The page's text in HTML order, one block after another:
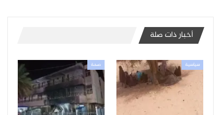
أخبار ذات صلة
سياسية صحة